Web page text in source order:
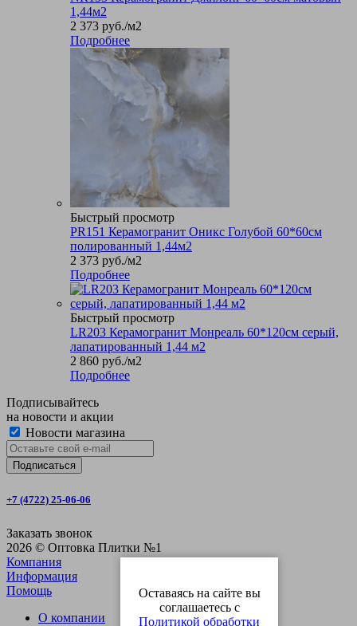
1,44м2
2 373 руб./м2
Подробнее
Быстрый просмотр
PR151 Керамогранит Оникс Голубой 60*60см
полированный 1,44м2
2 373 руб./м2
Подробнее
Быстрый просмотр
LR203 Керамогранит Монреаль 60*120см серый,
лапатированный 1,44 м2
2 860 руб./м2
Подробнее
Подписывайтесь
на новости и акции
Новости магазина
+7 (4722) 25-06-06
Заказать звонок
2026 © Оптовка Плитки №1
Компания
Информация
Помощь
О компании
Оставаясь на сайте вы
соглашаетесь с
Политикой обработки